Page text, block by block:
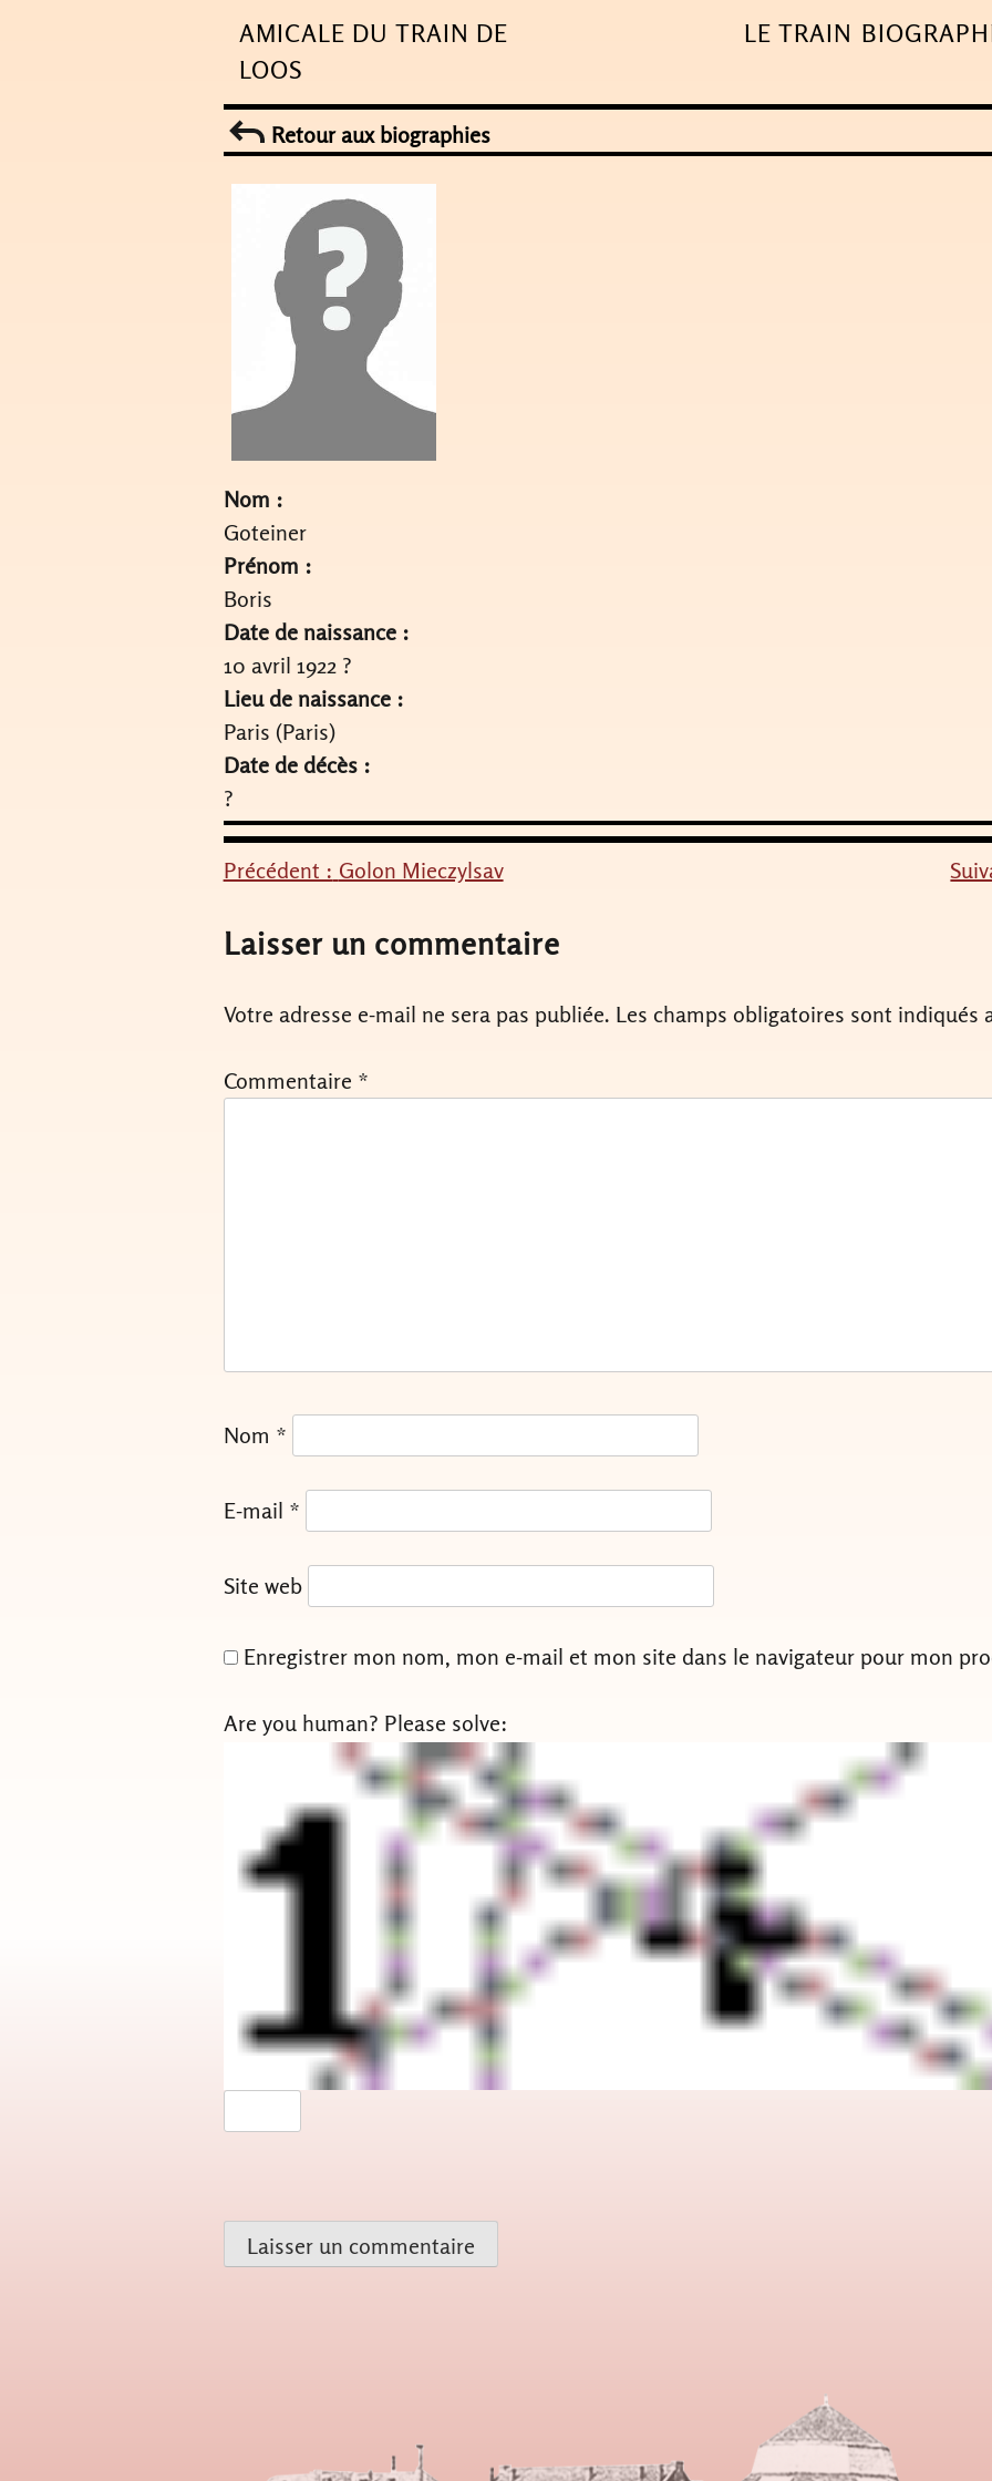
to
content
AMICALE DU TRAIN DE
LOOS
LE TRAIN
Retour aux biographies
Nom :
Goteiner
Prénom :
Boris
Date de naissance :
10 avril 1922 ?
Lieu de naissance :
Paris (Paris)
Date de décès :
?
Navigation
de
Précédent : Golon Mieczylsav
Laisser un commentaire
Votre adresse e-mail ne sera pas publiée. Les champs obligatoires sont indiqués
Commentaire *
Nom *
E-mail *
Site web
Enregistrer mon nom, mon e-mail et mon site dans le navigateur pour mon
Are you human? Please solve: